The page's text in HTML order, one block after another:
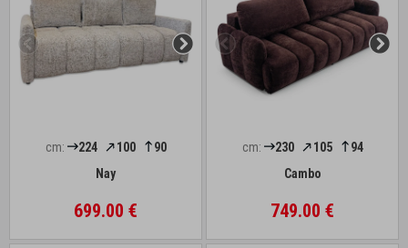
cm: 224 100
90
Nay
699.00 €
cm: 230 105
94
Cambo
749.00 €